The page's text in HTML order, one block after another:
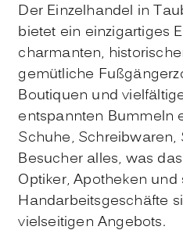
Der Einzelhandel in
bietet ein einzigartiges
charmanten,
gemütliche
Boutiquen und
entspannten Bummeln
Schuhe,
Besucher alles, was
Optiker, Apotheken und
Handarbeitsgeschäfte
vielseitigen Angebots.